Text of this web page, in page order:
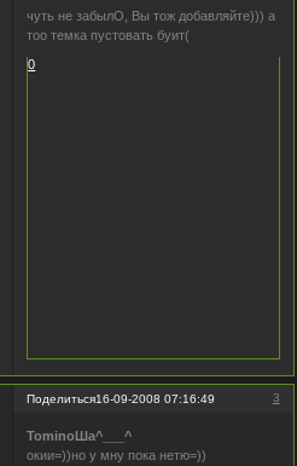
чуть не забылО, Вы тож добавляйте))) а
тоо темка пустовать буит(
0
Поделиться 3
16-09-2008 07:16:49
TominoШa^___^
окии=))но у мну пока нетю=))